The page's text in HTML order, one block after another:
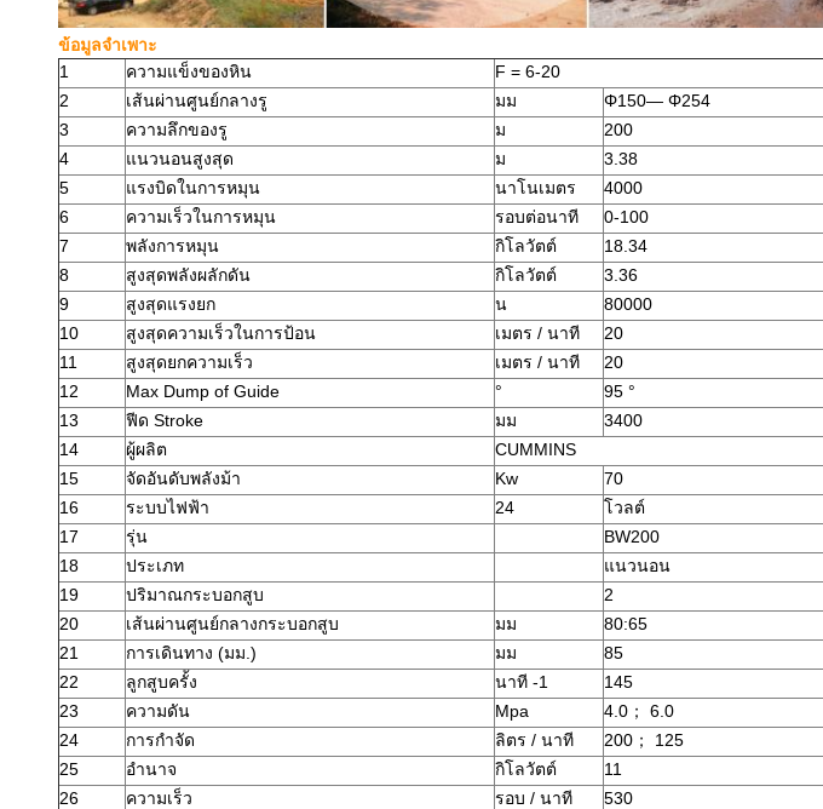
ข้อมูลจำเพาะ
1
ความแข็งของหิน
F = 6-20
2
เส้นผ่านศูนย์กลางรู มม
Φ150— Φ254
3
ความลึกของรู ม
200
4
แนวนอนสูงสุด ม
3.38
5
แรงบิดในการหมุน นาโนเมตร
4000
6
ความเร็วในการหมุน รอบต่อนาที
0-100
7
พลังการหมุน กิโลวัตต์
18.34
8
สูงสุดพลังผลักดัน กิโลวัตต์
3.36
9
สูงสุดแรงยก น
80000
10
สูงสุดความเร็วในการป้อน เมตร / นาที
20
11
สูงสุดยกความเร็ว เมตร / นาที
20
12
Max Dump of Guide °
95 °
13
ฟีด Stroke มม
3400
14
ผู้ผลิต
CUMMINS
15
จัดอันดับพลังม้า Kw
70
16
ระบบไฟฟ้า 24
โวลต์
17
รุ่น
BW200
18
ประเภท
แนวนอน
19
ปริมาณกระบอกสูบ
2
20
เส้นผ่านศูนย์กลางกระบอกสูบ มม
80:65
21
การเดินทาง (มม.) มม
85
22
ลูกสูบครั้ง นาที -1
145
23
ความดัน Mpa
4.0； 6.0
24
การกำจัด ลิตร / นาที
200； 125
25
อำนาจ กิโลวัตต์
11
26
ความเร็ว รอบ / นาที
530